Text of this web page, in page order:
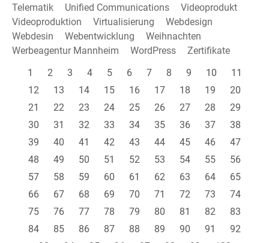
Telematik
Unified Communications
Videoprodukt
Videoproduktion
Virtualisierung
Webdesign
Webdesin
Webentwicklung
Weihnachten
Werbeagentur Mannheim
WordPress
Zertifikate
1
2 3 4 5 6 7 8 9 10
11
12
13 14 15 16 17 18 19
20
21
22 23 24 25 26 27 28
29
30
31 32 33 34 35 36 37
38
39
40 41 42 43 44 45 46
47
48
49 50 51 52 53 54 55
56
57
58 59 60 61 62 63 64
65
66
67 68 69 70 71 72 73
74
75
76 77 78 79 80 81 82
83
84
85 86 87 88 89 90 91
92